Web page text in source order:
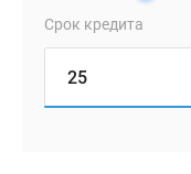
Срок кредита